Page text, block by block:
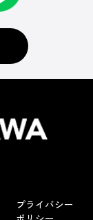
プライバシー